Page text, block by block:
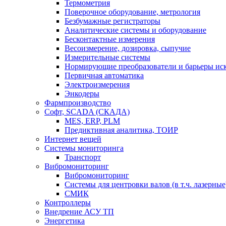
Термометрия
Поверочное оборудование, метрология
Безбумажные регистраторы
Аналитические системы и оборудование
Бесконтактные измерения
Весоизмерение, дозировка, сыпучие
Измерительные системы
Нормирующие преобразователи и барьеры
Первичная автоматика
Электроизмерения
Энкодеры
Фармпроизводство
Софт, SCADA (СКАДА)
MES, ERP, PLM
Предиктивная аналитика, ТОИР
Интернет вещей
Системы мониторинга
Транспорт
Вибромониторинг
Вибромониторинг
Системы для центровки валов (в т.ч.
СМИК
Контроллеры
Внедрение АСУ ТП
Энергетика